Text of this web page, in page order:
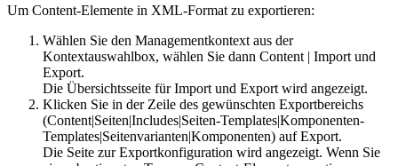
Um Content-Elemente in XML-Format zu exportieren:
Wählen Sie den Managementkontext aus der
Kontextauswahlbox, wählen Sie dann Content | Import und
Export.
Die Übersichtsseite für Import und Export wird angezeigt.
Klicken Sie in der Zeile des gewünschten Exportbereichs
(Content|Seiten|Includes|Seiten-Templates|Komponenten-
Templates|Seitenvarianten|Komponenten) aufExport.
Die Seite zur Exportkonfiguration wird angezeigt. Wenn Sie